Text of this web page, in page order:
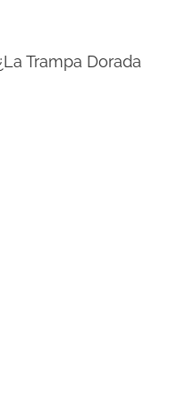
Trampa Dorada